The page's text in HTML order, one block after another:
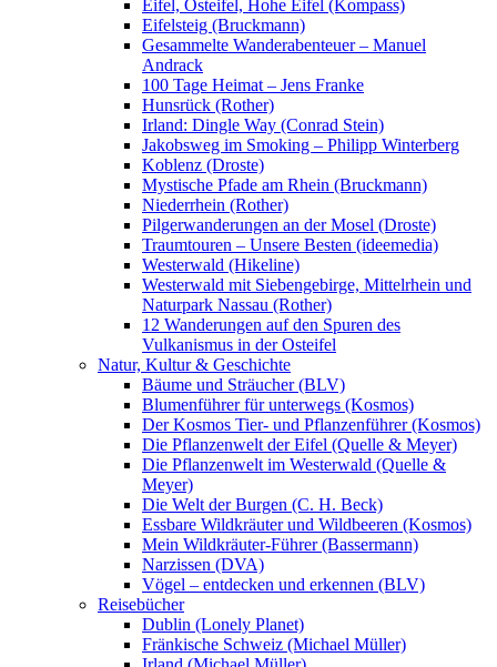
Eifel, Osteifel, Hohe Eifel (Kompass)
Eifelsteig (Bruckmann)
Gesammelte Wanderabenteuer – Manuel
Andrack
100 Tage Heimat – Jens Franke
Hunsrück (Rother)
Irland: Dingle Way (Conrad Stein)
Jakobsweg im Smoking – Philipp Winterberg
Koblenz (Droste)
Mystische Pfade am Rhein (Bruckmann)
Niederrhein (Rother)
Pilgerwanderungen an der Mosel (Droste)
Traumtouren – Unsere Besten (ideemedia)
Westerwald (Hikeline)
Westerwald mit Siebengebirge, Mittelrhein und
Naturpark Nassau (Rother)
12 Wanderungen auf den Spuren des
Vulkanismus in der Osteifel
Natur, Kultur & Geschichte
Bäume und Sträucher (BLV)
Blumenführer für unterwegs (Kosmos)
Der Kosmos Tier- und Pflanzenführer (Kosmos)
Die Pflanzenwelt der Eifel (Quelle & Meyer)
Die Pflanzenwelt im Westerwald (Quelle &
Meyer)
Die Welt der Burgen (C. H. Beck)
Essbare Wildkräuter und Wildbeeren (Kosmos)
Mein Wildkräuter-Führer (Bassermann)
Narzissen (DVA)
Vögel – entdecken und erkennen (BLV)
Reisebücher
Dublin (Lonely Planet)
Fränkische Schweiz (Michael Müller)